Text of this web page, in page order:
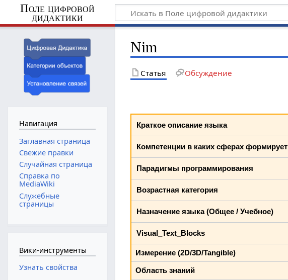
Поле цифровой
дидактики
Nim
Статья Обсуждение
Краткое описание языка
Компетенции в каких сферах формирует
Парадигмы программирования
Возрастная категория
Назначение языка (Общее / Учебное)
Visual_Text_Blocks
Измерение (2D/3D/Tangible)
Область знаний
Навигация
Заглавная страница
Свежие правки
Случайная страница
Справка по
MediaWiki
Служебные
страницы
Вики-инструменты
Узнать свойства